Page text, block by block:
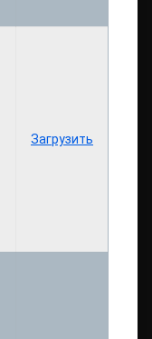
Загрузить